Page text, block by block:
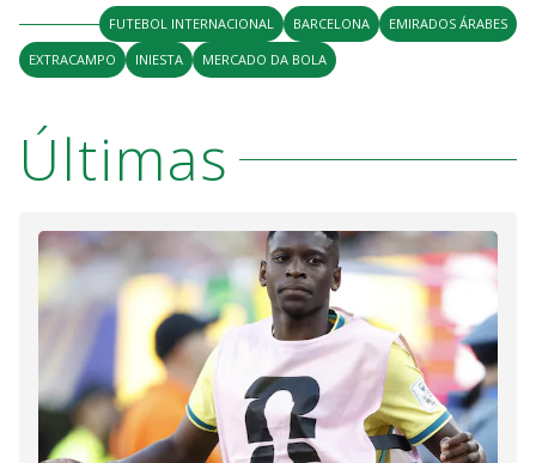
FUTEBOL INTERNACIONAL BARCELONA
EMIRADOS ÁRABES
EXTRACAMPO
INIESTA MERCADO DA BOLA
Últimas